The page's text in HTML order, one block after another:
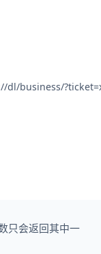
dl/business/
只会返回其中一